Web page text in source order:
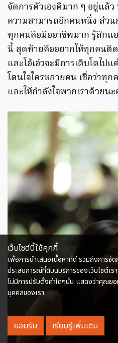
จัดการตัวเองดีมาก ๆ อยู่แล้
ความสามารถอีกคนหนึ่ง ส่ว
ทุกคนคือมืออาชีพมาก รู้สึกแ
นี้ สุดท้ายคืออยากให้ทุกคนติ
และโอ้เอ๋วจะมีการเติบโตไป
โดนใจใครหลายคน เชื่อว่าทุ
และให้กำลังใจพวกเราด้วยนะ
เว็บไซต์นี้ใช้คุกกี้
เพื่อการนำเสนอเนื้อหาที่ดี รวมถึงการ
ประสบการณ์ที่ดีบนบริการของเว็บไซต์เร
ไม่มีการปรับตั้งค่าใดๆนั้น แสดงว่าคุณย
บุคคลของเรา
ยอมรับ เรียนรู้เพิ่มเติม